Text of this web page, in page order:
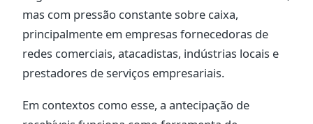
mas com pressão constante sobre caixa,
principalmente em empresas fornecedoras de
redes comerciais, atacadistas, indústrias locais e
prestadores de serviços empresariais.
Em contextos como esse, a antecipação de